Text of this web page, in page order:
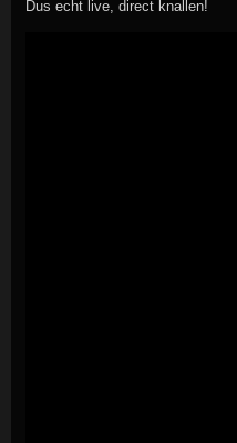
Dus echt live, direct knallen!